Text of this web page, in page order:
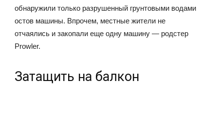
обнаружили только разрушенный грунтовыми водами
остов машины. Впрочем, местные жители не
отчаялись и закопали еще одну машину — родстер
Prowler.
Затащить на балкон